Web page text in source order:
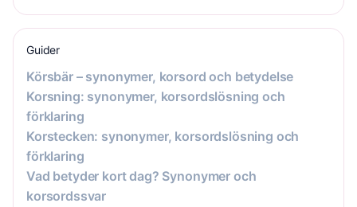
Guider
Körsbär – synonymer, korsord och betydelse
Korsning: synonymer, korsordslösning och
förklaring
Korstecken: synonymer, korsordslösning och
förklaring
Vad betyder kort dag? Synonymer och
korsordssvar